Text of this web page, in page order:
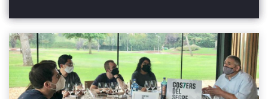
premis que destaquen els diferents vins DO